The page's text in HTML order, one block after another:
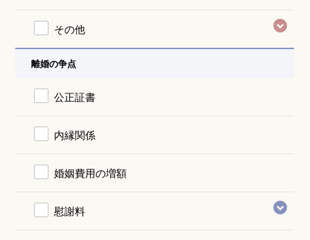
その他
離婚の争点
公正証書
内縁関係
婚姻費用の増額
慰謝料